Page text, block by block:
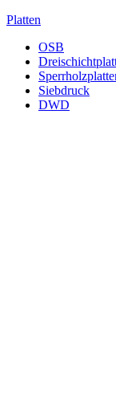
Platten
OSB
Siebdruck
DWD